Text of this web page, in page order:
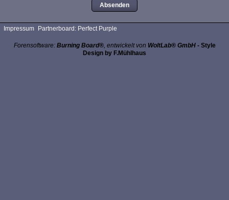
Impressum Partnerboard: Perfect Purple
Forensoftware: Burning Board®, entwickelt von WoltLab® GmbH